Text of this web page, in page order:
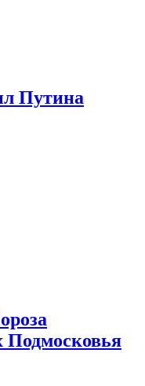
Путина
Подмосковья